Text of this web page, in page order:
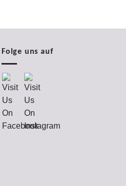
Folge uns auf